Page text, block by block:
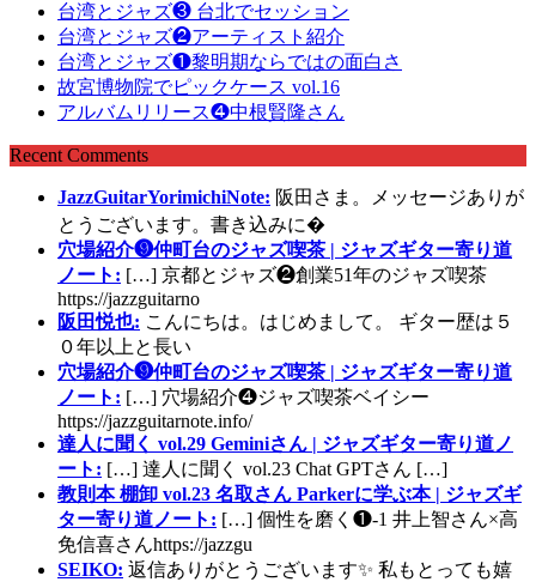
台湾とジャズ❸ 台北でセッション
台湾とジャズ❷アーティスト紹介
台湾とジャズ❶黎明期ならではの面白さ
故宮博物院でピックケース vol.16
アルバムリリース❹中根賢隆さん
Recent Comments
JazzGuitarYorimichiNote: 阪田さま。メッセージありが
とうございます。書き込みに�
穴場紹介❾仲町台のジャズ喫茶 | ジャズギター寄り道
ノート: […] 京都とジャズ❷創業51年のジャズ喫茶
https://jazzguitarno
阪田悦也: こんにちは。はじめまして。 ギター歴は５
０年以上と長い
穴場紹介❾仲町台のジャズ喫茶 | ジャズギター寄り道
ノート: […] 穴場紹介❹ジャズ喫茶ベイシー
https://jazzguitarnote.info/
達人に聞く vol.29 Geminiさん | ジャズギター寄り道ノ
ート: […] 達人に聞く vol.23 Chat GPTさん […]
教則本 棚卸 vol.23 名取さん Parkerに学ぶ本 | ジャズギ
ター寄り道ノート: […] 個性を磨く❶-1 井上智さん×高
免信喜さんhttps://jazzgu
SEIKO: 返信ありがとうございます✨ 私もとっても嬉